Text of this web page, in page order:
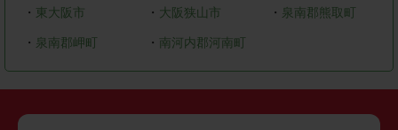
・ 東大阪市 ・ 大阪狭山市 ・ 泉南郡熊取町
・ 泉南郡岬町 ・ 南河内郡河南町